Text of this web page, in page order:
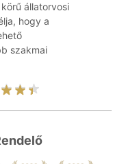
állatorvosi
hogy a
szakmai